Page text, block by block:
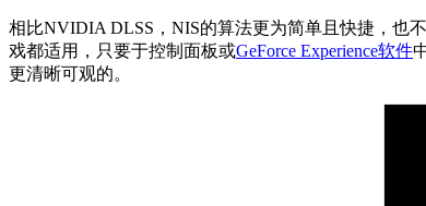
相比NVIDIA DLSS，NIS的算法更为简单且快捷，也
戏都适用，只要于控制面板或GeForce Experience软件
更清晰可观的。